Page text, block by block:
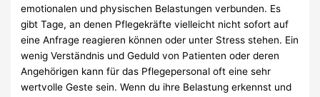
emotionalen und physischen Belastungen verbunden. Es
gibt Tage, an denen Pflegekräfte vielleicht nicht sofort auf
eine Anfrage reagieren können oder unter Stress stehen. Ein
wenig Verständnis und Geduld von Patienten oder deren
Angehörigen kann für das Pflegepersonal oft eine sehr
wertvolle Geste sein. Wenn du ihre Belastung erkennst und